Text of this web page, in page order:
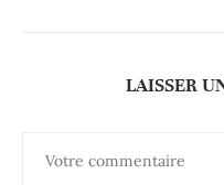
LAISSER